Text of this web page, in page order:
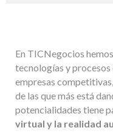
En TICNegocios
tecnologías y procesos
empresas
de las que más está
potencialidades tiene
virtual y la realidad